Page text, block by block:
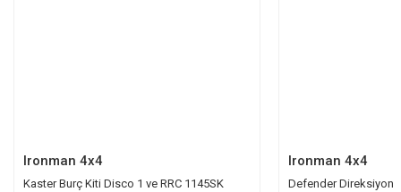
Ironman 4x4
Kaster Burç Kiti Disco 1 ve RRC 1145SK
Ironman 4x4
Defender Direksiyon